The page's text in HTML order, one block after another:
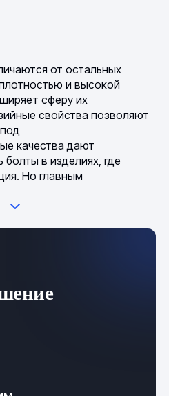
от остальных
и высокой
сферу их
свойства позволяют
качества дают
в изделиях, где
Но главным
характеристик при
на морозе становится
следующие